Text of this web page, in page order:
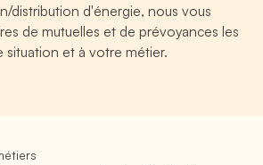
distribution d'énergie, nous vous
de mutuelles et de prévoyances les
situation et à votre métier.